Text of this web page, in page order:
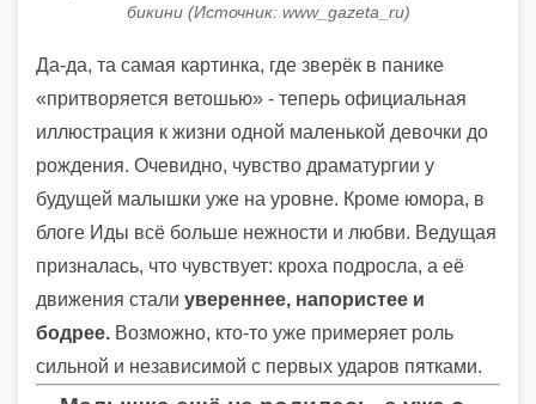
бикини (Источник: www_gazeta_ru)
Да-да, та самая картинка, где зверёк в панике
«притворяется ветошью» - теперь официальная
иллюстрация к жизни одной маленькой девочки до
рождения. Очевидно, чувство драматургии у
будущей малышки уже на уровне. Кроме юмора, в
блоге Иды всё больше нежности и любви. Ведущая
призналась, что чувствует: кроха подросла, а её
движения стали увереннее, напористее и
бодрее. Возможно, кто-то уже примеряет роль
сильной и независимой с первых ударов пятками.